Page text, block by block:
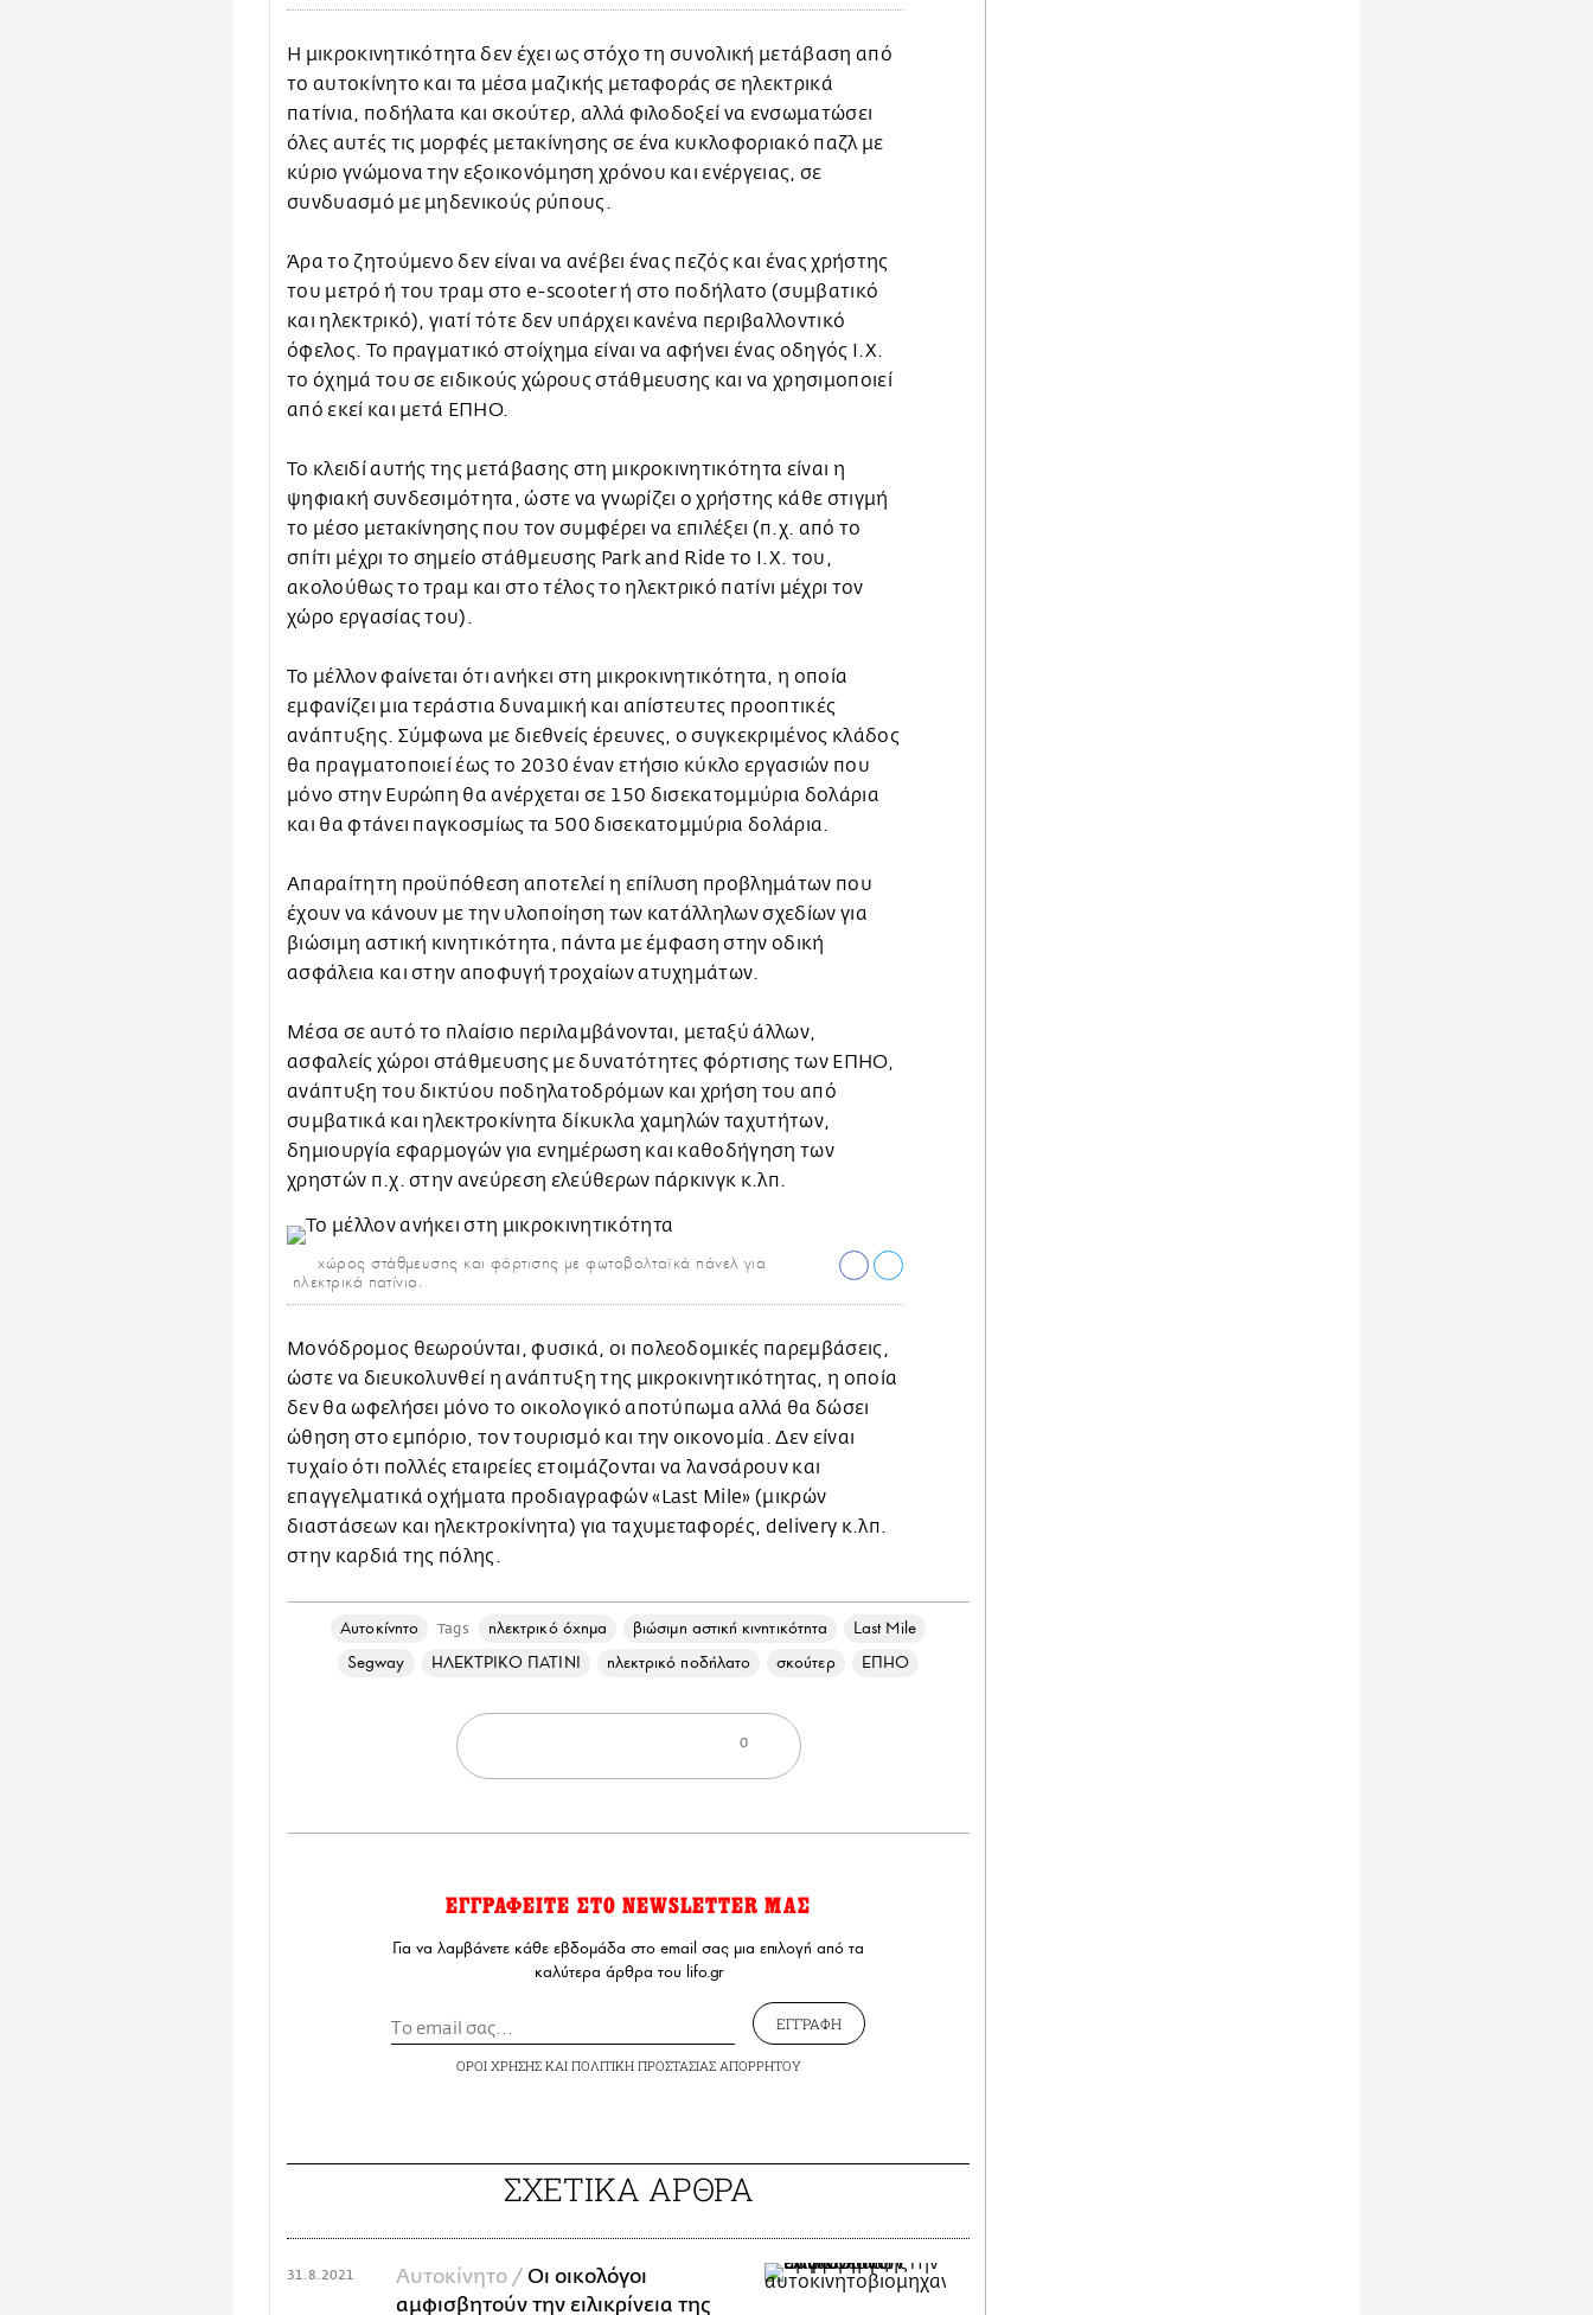
Η μικροκινητικότητα δεν έχει ως στόχο τη συνολική μετάβαση από
το αυτοκίνητο και τα μέσα μαζικής μεταφοράς σε ηλεκτρικά
πατίνια, ποδήλατα και σκούτερ, αλλά φιλοδοξεί να ενσωματώσει
όλες αυτές τις μορφές μετακίνησης σε ένα κυκλοφοριακό παζλ με
κύριο γνώμονα την εξοικονόμηση χρόνου και ενέργειας, σε
συνδυασμό με μηδενικούς ρύπους.
Άρα το ζητούμενο δεν είναι να ανέβει ένας πεζός και ένας χρήστης
του μετρό ή του τραμ στο e-scooter ή στο ποδήλατο (συμβατικό
και ηλεκτρικό), γιατί τότε δεν υπάρχει κανένα περιβαλλοντικό
όφελος. Το πραγματικό στοίχημα είναι να αφήνει ένας οδηγός Ι.Χ.
το όχημά του σε ειδικούς χώρους στάθμευσης και να χρησιμοποιεί
από εκεί και μετά ΕΠΗΟ.
Το κλειδί αυτής της μετάβασης στη μικροκινητικότητα είναι η
ψηφιακή συνδεσιμότητα, ώστε να γνωρίζει ο χρήστης κάθε στιγμή
το μέσο μετακίνησης που τον συμφέρει να επιλέξει (π.χ. από το
σπίτι μέχρι το σημείο στάθμευσης Park and Ride το Ι.Χ. του,
ακολούθως το τραμ και στο τέλος το ηλεκτρικό πατίνι μέχρι τον
χώρο εργασίας του).
Το μέλλον φαίνεται ότι ανήκει στη μικροκινητικότητα, η οποία
εμφανίζει μια τεράστια δυναμική και απίστευτες προοπτικές
ανάπτυξης. Σύμφωνα με διεθνείς έρευνες, ο συγκεκριμένος κλάδος
θα πραγματοποιεί έως το 2030 έναν ετήσιο κύκλο εργασιών που
μόνο στην Ευρώπη θα ανέρχεται σε 150 δισεκατομμύρια δολάρια
και θα φτάνει παγκοσμίως τα 500 δισεκατομμύρια δολάρια.
Απαραίτητη προϋπόθεση αποτελεί η επίλυση προβλημάτων που
έχουν να κάνουν με την υλοποίηση των κατάλληλων σχεδίων για
βιώσιμη αστική κινητικότητα, πάντα με έμφαση στην οδική
ασφάλεια και στην αποφυγή τροχαίων ατυχημάτων.
Μέσα σε αυτό το πλαίσιο περιλαμβάνονται, μεταξύ άλλων,
ασφαλείς χώροι στάθμευσης με δυνατότητες φόρτισης των ΕΠΗΟ,
ανάπτυξη του δικτύου ποδηλατοδρόμων και χρήση του από
συμβατικά και ηλεκτροκίνητα δίκυκλα χαμηλών ταχυτήτων,
δημιουργία εφαρμογών για ενημέρωση και καθοδήγηση των
χρηστών π.χ. στην ανεύρεση ελεύθερων πάρκινγκ κ.λπ.
χώρος στάθμευσης και φόρτισης με φωτοβολταϊκά πάνελ για
ηλεκτρικά πατίνια.
Μονόδρομος θεωρούνται, φυσικά, οι πολεοδομικές παρεμβάσεις,
ώστε να διευκολυνθεί η ανάπτυξη της μικροκινητικότητας, η οποία
δεν θα ωφελήσει μόνο το οικολογικό αποτύπωμα αλλά θα δώσει
ώθηση στο εμπόριο, τον τουρισμό και την οικονομία. Δεν είναι
τυχαίο ότι πολλές εταιρείες ετοιμάζονται να λανσάρουν και
επαγγελματικά οχήματα προδιαγραφών «Last Mile» (μικρών
διαστάσεων και ηλεκτροκίνητα) για ταχυμεταφορές, delivery κ.λπ.
στην καρδιά της πόλης.
Αυτοκίνητο Tags ηλεκτρικό όχημα βιώσιμη αστική κινητικότητα
Last Mile
Segway
ΗΛΕΚΤΡΙΚΟ ΠΑΤΙΝΙ ηλεκτρικό ποδήλατο σκούτερ ΕΠΗΟ
0
ΕΓΓΡΑΦΕΙΤΕ ΣΤΟ NEWSLETTER ΜΑΣ
Για να λαμβάνετε κάθε εβδομάδα στο email σας μια επιλογή από τα
καλύτερα άρθρα του lifo.gr
ΕΓΓΡΑΦΗ
ΟΡΟΙ ΧΡΗΣΗΣΚΑΙ ΠΟΛΙΤΙΚΗ ΠΡΟΣΤΑΣΙΑΣ ΑΠΟΡΡΗΤΟΥ
ΣΧΕΤΙΚΑ ΑΡΘΡΑ
Αυτοκίνητο / Oι οικολόγοι
αμφισβητούν την ειλικρίνεια της
31.8.2021